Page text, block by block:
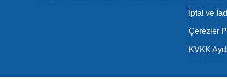
İptal ve
Çerezler
KVKK